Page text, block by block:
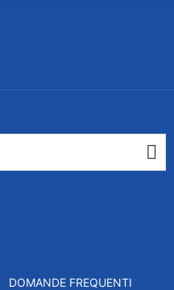
DOMANDE FREQUENTI